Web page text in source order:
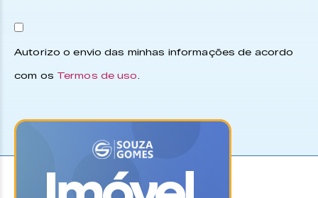
Autorizo o envio das minhas informações de acordo
com os Termos de uso.